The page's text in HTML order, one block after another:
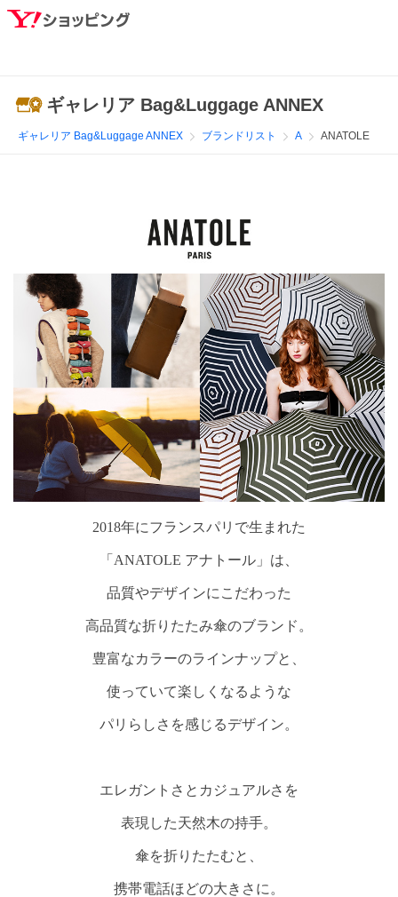
ギャレリア Bag&Luggage ANNEX
ギャレリア Bag&Luggage ANNEX ブランドリスト A ANATOLE
2018年にフランスパリで生まれた
「ANATOLE アナトール」は、
品質やデザインにこだわった
高品質な折りたたみ傘のブランド。
豊富なカラーのラインナップと、
使っていて楽しくなるような
パリらしさを感じるデザイン。
エレガントさとカジュアルさを
表現した天然木の持手。
傘を折りたたむと、
携帯電話ほどの大きさに。